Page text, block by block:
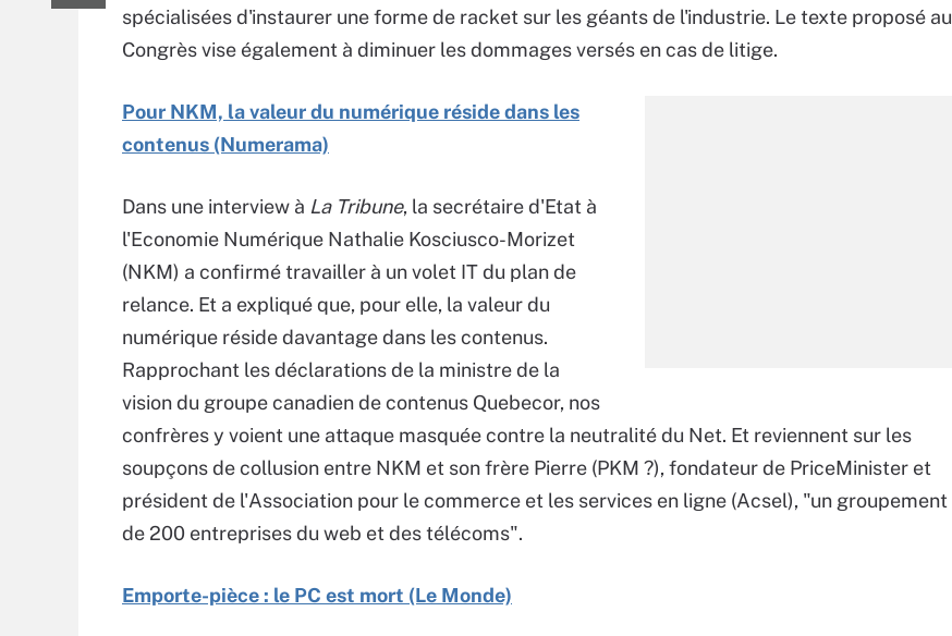
spécialisées d'instaurer une forme de racket sur les géants de l'industrie. Le texte proposé au
Congrès vise également à diminuer les dommages versés en cas de litige.
Pour NKM, la valeur du numérique réside dans les
contenus (Numerama)
Dans une interview à La Tribune, la secrétaire d'Etat à
l'Economie Numérique Nathalie Kosciusco-Morizet
(NKM) a confirmé travailler à un volet IT du plan de
relance. Et a expliqué que, pour elle, la valeur du
numérique réside davantage dans les contenus.
Rapprochant les déclarations de la ministre de la
vision du groupe canadien de contenus Quebecor, nos
confrères y voient une attaque masquée contre la neutralité du Net. Et reviennent sur les
soupçons de collusion entre NKM et son frère Pierre (PKM ?), fondateur de PriceMinister et
président de l'Association pour le commerce et les services en ligne (Acsel), "un groupement
de 200 entreprises du web et des télécoms".
Emporte-pièce : le PC est mort (Le Monde)